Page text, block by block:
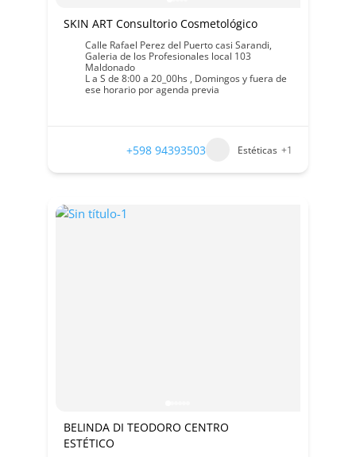
SKIN ART Consultorio Cosmetológico
Calle Rafael Perez del Puerto casi Sarandi,
Galeria de los Profesionales local 103
Maldonado
L a S de 8:00 a 20_00hs , Domingos y fuera de
ese horario por agenda previa
+598 94393503 Estéticas +1
BELINDA DI TEODORO CENTRO
ESTÉTICO